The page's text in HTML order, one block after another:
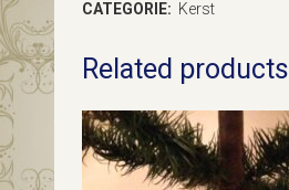
een
dennenappel
in
CATEGORIE: Kerst
Related products